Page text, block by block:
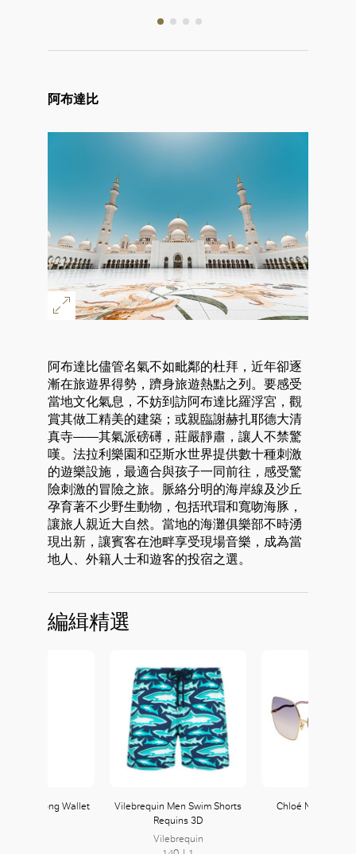
阿布達比
阿布達比儘管名氣不如毗鄰的杜拜，近年卻逐
漸在旅遊界得勢，躋身旅遊熱點之列。要感受
當地文化氣息，不妨到訪阿布達比羅浮宮，觀
賞其做工精美的建築；或親臨謝赫扎耶德大清
真寺——其氣派磅礡，莊嚴靜肅，讓人不禁驚
嘆。法拉利樂園和亞斯水世界提供數十種刺激
的遊樂設施，最適合與孩子一同前往，感受驚
險刺激的冒險之旅。脈絡分明的海岸線及沙丘
孕育著不少野生動物，包括玳瑁和寬吻海豚，
讓旅人親近大自然。當地的海灘俱樂部不時湧
現出新，讓賓客在池畔享受現場音樂，成為當
地人、外籍人士和遊客的投宿之選。
編緝精選
Polaris Long Wallet
Vilebrequin Men Swim Shorts
Requins 3D
Vilebrequin
Chloé Noore